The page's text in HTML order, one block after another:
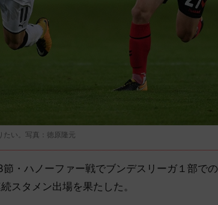
たい。写真：徳原隆元
・ハノーファー戦でブンデスリーガ１部での
スタメン出場を果たした。